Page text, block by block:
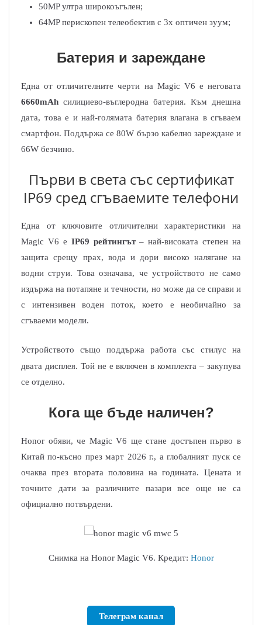
50MP ултра широкоъгълен;
64MP перископен телеобектив с 3х оптичен зуум;
Батерия и зареждане
Една от отличителните черти на Magic V6 е неговата
6660mAh силициево-въглеродна батерия. Към днешна
дата, това е и най-голямата батерия влагана в сгъваем
смартфон. Поддържа се 80W бързо кабелно зареждане и
66W безчино.
Първи в света със сертификат
IP69 сред сгъваемите телефони
Една от ключовите отличителни характеристики на
Magic V6 е IP69 рейтингът– най-високата степен на
защита срещу прах, вода и дори високо налягане на
водни струи. Това означава, че устройството не само
издържа на потапяне и течности, но може да се справи и
с интензивен воден поток, което е необичайно за
сгъваеми модели.
Устройството също поддържа работа със стилус на
двата дисплея. Той не е включен в комплекта – закупува
се отделно.
Кога ще бъде наличен?
Honor обяви, че Magic V6 ще стане достъпен първо в
Китай по-късно през март 2026 г., а глобалният пуск се
очаква през втората половина на годината. Цената и
точните дати за различните пазари все още не са
официално потвърдени.
Снимка на Honor Magic V6. Кредит: Honor
Телеграм канал